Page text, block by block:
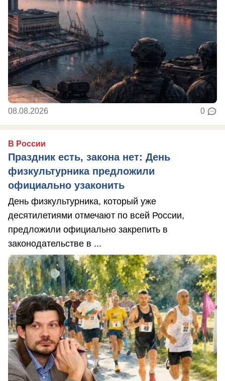
08.08.2026 0
В России
Праздник есть, закона нет: День
физкультурника предложили
официально узаконить
День физкультурника, который уже
десятилетиями отмечают по всей России,
предложили официально закрепить в
законодательстве в ...